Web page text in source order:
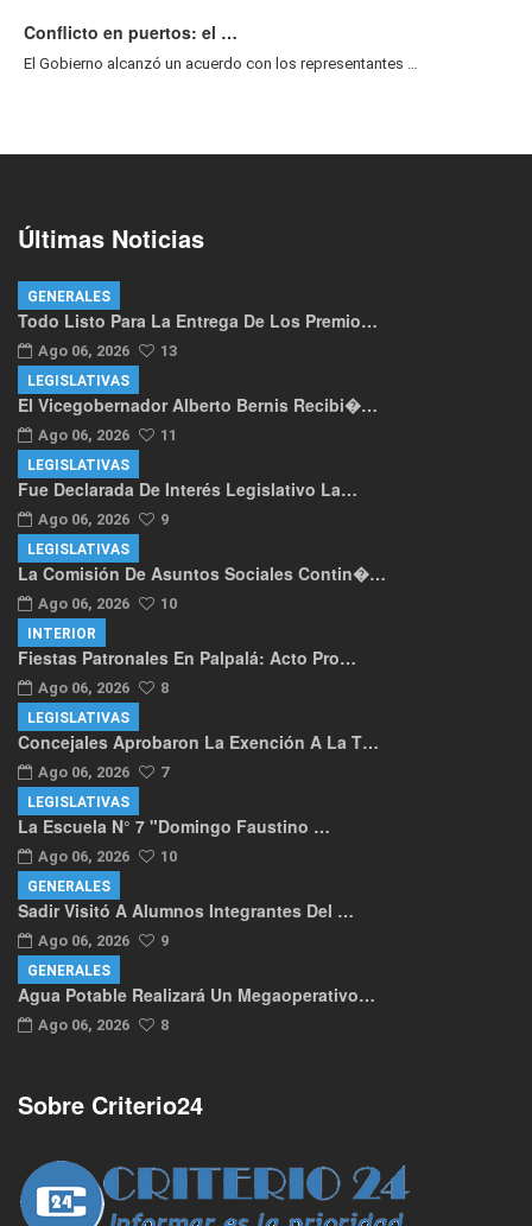
Conflicto en puertos: el …
El Gobierno alcanzó un acuerdo con los representantes …
Últimas Noticias
Todo Listo Para La Entrega De Los Premio…
Ago 06, 2026 13
GENERALES
El Vicegobernador Alberto Bernis Recibi�…
Ago 06, 2026 11
LEGISLATIVAS
Fue Declarada De Interés Legislativo La…
Ago 06, 2026 9
LEGISLATIVAS
La Comisión De Asuntos Sociales Contin�…
Ago 06, 2026 10
LEGISLATIVAS
Fiestas Patronales En Palpalá: Acto Pro…
Ago 06, 2026 8
INTERIOR
Concejales Aprobaron La Exención A La T…
Ago 06, 2026 7
LEGISLATIVAS
La Escuela N° 7 "Domingo Faustino …
Ago 06, 2026 10
LEGISLATIVAS
Sadir Visitó A Alumnos Integrantes Del …
Ago 06, 2026 9
GENERALES
Agua Potable Realizará Un Megaoperativo…
Ago 06, 2026 8
GENERALES
Sobre Criterio24